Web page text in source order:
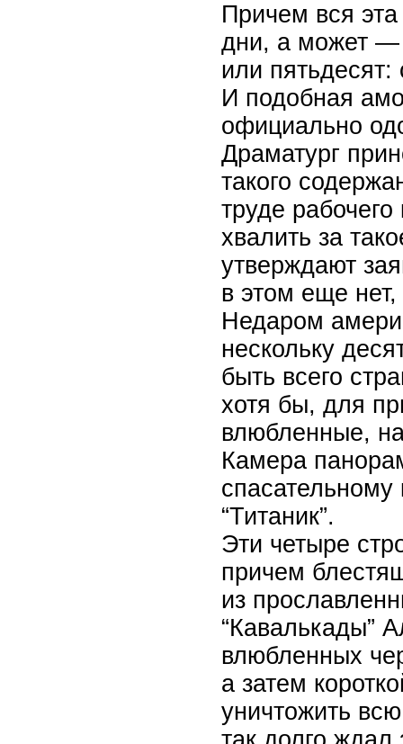
Причем вся
дни, а может —
или пятьдесят:
И подобная
официально
Драматург
такого
труде
хвалить за
утверждают
в этом еще
Недаром
нескольку
быть всего
хотя бы, для
влюбленные,
Камера
“Титаник”.
Эти четыре
причем
из
“Кавалькады”
влюбленных
а затем
уничтожить